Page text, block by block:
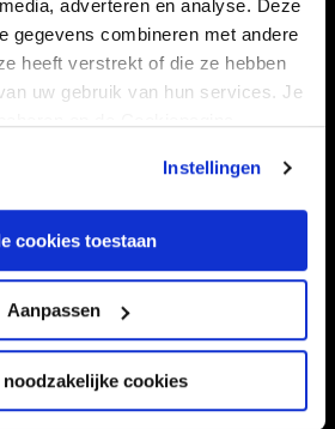
adverteren en analyse. Deze
gegevens combineren met andere
heeft verstrekt of die ze hebben
uw gebruik van hun services. Je
Instellingen
cookies toestaan
Aanpassen
noodzakelijke cookies
KAARTVERKOOP
BUSINESS